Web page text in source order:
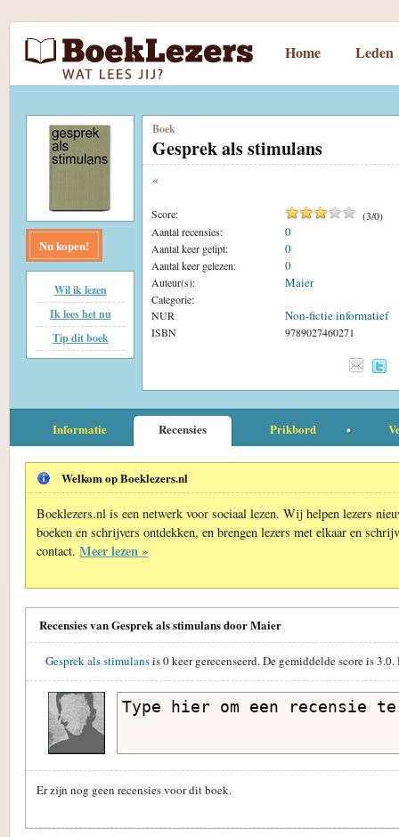
Home Leden
Nu kopen!
Wil ik lezen
Ik lees het nu
Tip dit boek
Boek
Gesprek als stimulans
«
Score: (3/0)
Aantal recensies:
0
Aantal keer getipt: 0
Aantal keer gelezen: 0
Auteur(s): Maier
Categorie:
NUR
Non-fictie informatief
ISBN 9789027460271
Informatie Recensies Prikbord
Welkom op Boeklezers.nl
Boeklezers.nl is een netwerk voor sociaal lezen. Wij helpen lezers
boeken en schrijvers ontdekken, en brengen lezers met elkaar en
contact. Meer lezen »
Recensies van Gesprek als stimulans door Maier
Gesprek als stimulansis0keer gerecenseerd. De gemiddelde score is3.0.
Er zijn nog geen recensies voor dit boek.